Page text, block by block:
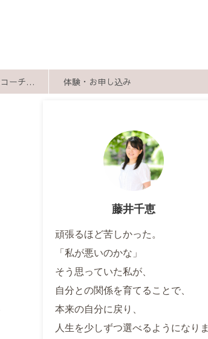
自分に戻るコーチング 体験・お申し込み
藤井千恵
頑張るほど苦しかった。
「私が悪いのかな」
そう思っていた私が、
自分との関係を育てることで、
本来の自分に戻り、
人生を少しずつ選べるようになりま